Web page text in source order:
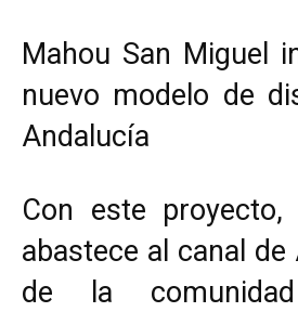
Mahou San Miguel
nuevo modelo de
Andalucía
Con este proyecto,
abastece al canal
de la